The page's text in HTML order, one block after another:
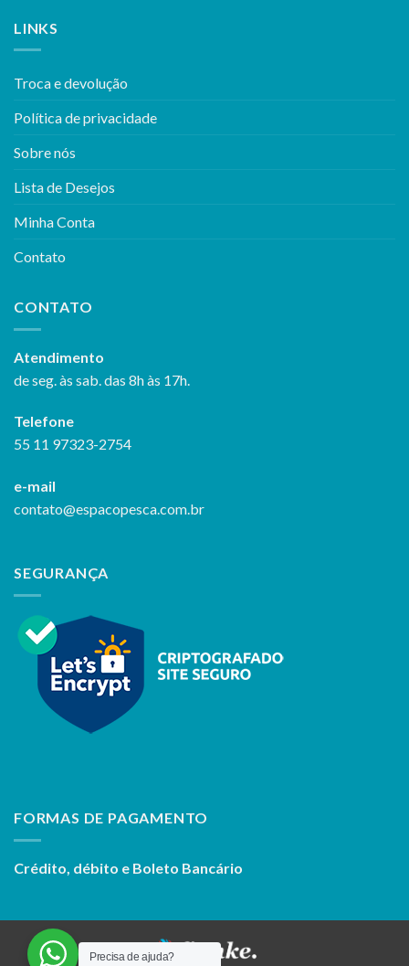
LINKS
Troca e devolução
Política de privacidade
Sobre nós
Lista de Desejos
Minha Conta
Contato
CONTATO
Atendimento
de seg. às sab. das 8h às 17h.
Telefone
55 11 97323-2754
e-mail
contato@espacopesca.com.br
SEGURANÇA
FORMAS DE PAGAMENTO
Crédito, débito e Boleto Bancário
Precisa de ajuda?